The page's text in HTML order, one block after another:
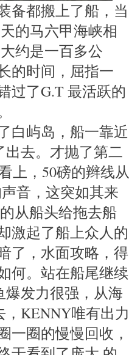
备都搬上了船，当
的马六甲海峡相
约是一百多公
的时间，屈指一
过了G.T 最活跃的
白屿岛，船一靠近
出去。才抛了第二
上，50磅的辫线从
音，这突如其来
从船头给拖去船
激起了船上众人的
了，水面攻略，得
何。站在船尾继续
发力很强，从海
，KENNY唯有出力
一圈的慢慢回收，